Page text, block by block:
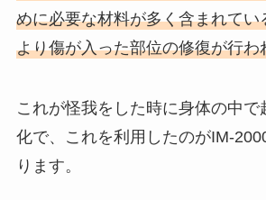
めに必要な材料が多く含まれてい
より傷が入った部位の修復が行わ
これが怪我をした時に身体の中で
化で、これを利用したのがIM-
ります。